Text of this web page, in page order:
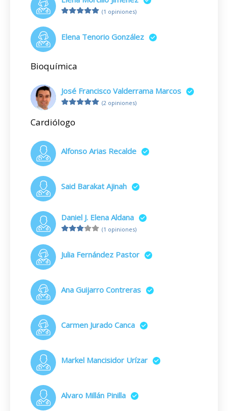
(1 opiniones)
Elena Tenorio González
Bioquímica
José Francisco Valderrama Marcos
(2 opiniones)
Cardiólogo
Alfonso Arias Recalde
Said Barakat Ajinah
Daniel J. Elena Aldana
(1 opiniones)
Julia Fernández Pastor
Ana Guijarro Contreras
Carmen Jurado Canca
Markel Mancisidor Urízar
Alvaro Millán Pinilla